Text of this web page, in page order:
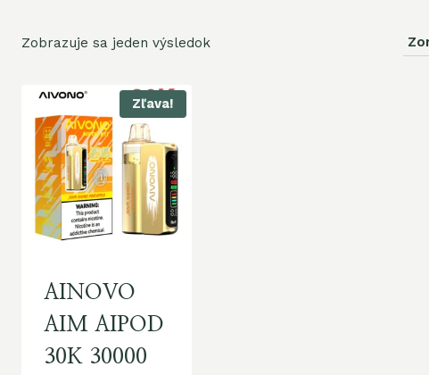
Zobrazuje sa jeden výsledok
Zľava!
AINOVO
AIM AIPOD
30K 30000